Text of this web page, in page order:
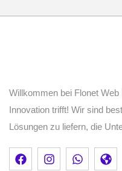
Willkommen bei Flonet
Innovation trifft! Wir sind
Lösungen zu liefern, die